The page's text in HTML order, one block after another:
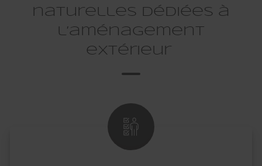
naturelles dédiées à
l’aménagement
extérieur